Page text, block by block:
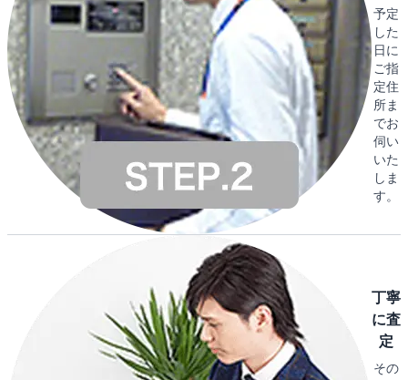
予定
した
日に
ご指
定住
所ま
でお
伺い
いた
しま
す。
丁寧
に査
定
その